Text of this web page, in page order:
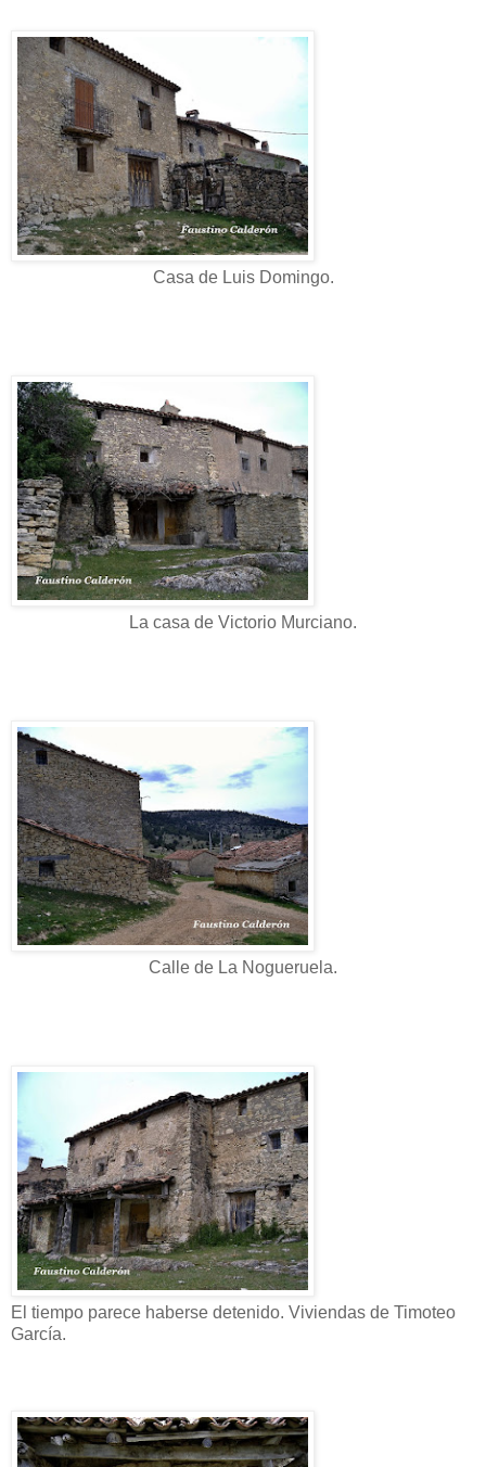
Casa de Luis Domingo.
La casa de Victorio Murciano.
Calle de La Nogueruela.
El tiempo parece haberse detenido. Viviendas de Timoteo
García.